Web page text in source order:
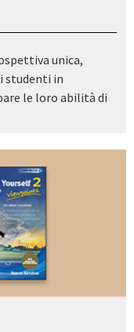
unica,
studenti in
le loro abilità di